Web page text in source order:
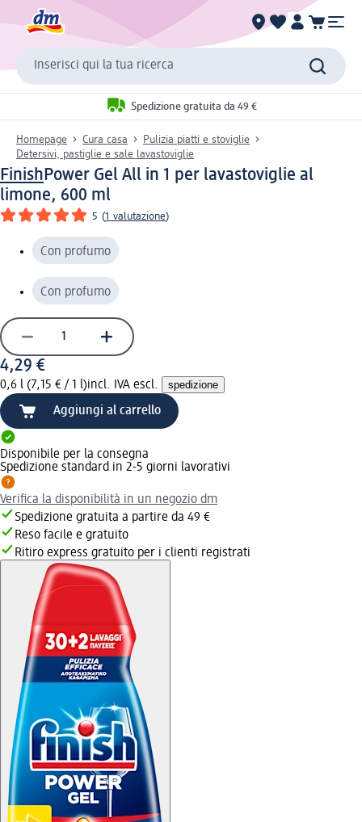
Inserisci qui la tua ricerca
Spedizione gratuita da 49 €
Homepage Cura casa
Pulizia piatti e stoviglie
Detersivi, pastiglie e sale lavastoviglie
FinishPower Gel All in 1 per lavastoviglie al
limone, 600 ml
5 (1 valutazione)
Con profumo
Con profumo
4,29 €
0,6 l (7,15 € / 1 l)incl. IVA escl. spedizione
Aggiungi al carrello
Disponibile per la consegna
Spedizione standard in 2-5 giorni lavorativi
Verifica la disponibilità in un negozio dm
Spedizione gratuita a partire da 49 €
Reso facile e gratuito
Ritiro express gratuito per i clienti registrati